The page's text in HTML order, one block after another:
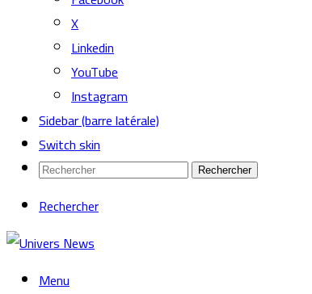
X
Linkedin
YouTube
Instagram
Sidebar (barre latérale)
Switch skin
Rechercher
Rechercher
Menu